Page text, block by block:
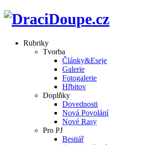
Rubriky
Tvorba
Články&Eseje
Galerie
Fotogalerie
Hřbitov
Doplňky
Dovednosti
Nová Povolání
Nové Rasy
Pro PJ
Bestiář